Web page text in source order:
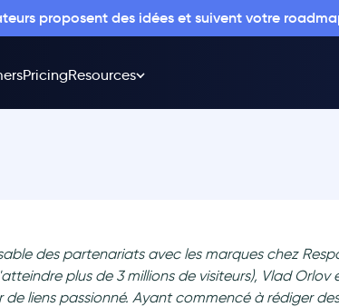
proposent des idées et suivent votre
PricingResources
des partenariats avec les marques chez
plus de 3 millions de visiteurs), Vlad
de liens passionné. Ayant commencé à rédiger